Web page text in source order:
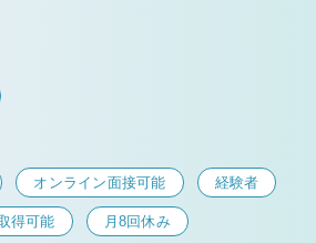
オンライン面接可能 経験者
得可能 月8回休み